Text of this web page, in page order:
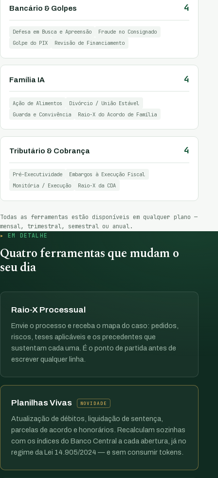
Bancário & Golpes 4
Defesa em Busca e Apreensão
Fraude no Consignado
Golpe do PIX
Revisão de Financiamento
Família IA 4
Ação de Alimentos
Divórcio / União Estável
Guarda e Convivência
Raio-X do Acordo de Família
Tributário & Cobrança 4
Pré-Executividade
Embargos à Execução Fiscal
Monitória / Execução
Raio-X da CDA
Todas as ferramentas estão disponíveis em qualquer plano —
mensal, trimestral, semestral ou anual.
EM DETALHE
Quatro ferramentas que mudam o
seu dia
Raio-X Processual
Envie o processo e receba o mapa do caso: pedidos,
riscos, teses aplicáveis e os precedentes que
sustentam cada uma. É o ponto de partida antes de
escrever qualquer linha.
Planilhas Vivas NOVIDADE
Atualização de débitos, liquidação de sentença,
parcelas de acordo e honorários. Recalculam sozinhas
com os índices do Banco Central a cada abertura, já no
regime da Lei 14.905/2024 — e sem consumir tokens.